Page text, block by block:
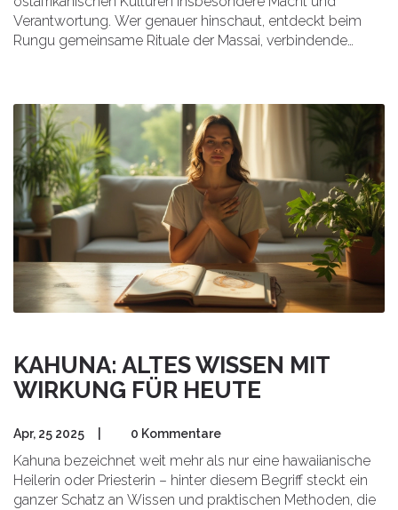
Verantwortung. Wer genauer hinschaut, entdeckt beim
Rungu gemeinsame Rituale der Massai, verbindende
Überraschend sind die unterschiedlichen Bedeutungen
bei Männern und Frauen. Dazu gibt es Tipps, was man
respektieren sollte, wenn man einen Rungu kaufen,
nutzen oder sammeln will.
KAHUNA: ALTES WISSEN MIT
WIRKUNG FÜR HEUTE
Apr, 25 2025 0 Kommentare
Kahuna bezeichnet weit mehr als nur eine hawaiianische
Heilerin oder Priesterin – hinter diesem Begriff steckt ein
ganzer Schatz an Wissen und praktischen Methoden, die